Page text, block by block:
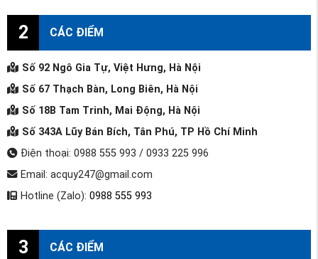
2 CÁC ĐIỂM
Số 92 Ngô Gia Tự, Việt Hưng, Hà Nội
Số 67 Thạch Bàn, Long Biên, Hà Nội
Số 18B Tam Trinh, Mai Động, Hà Nội
Số 343A Lũy Bán Bích, Tân Phú, TP Hồ Chí Minh
Điện thoại: 0988 555 993 / 0933 225 996
Email: acquy247@gmail.com
Hotline (Zalo): 0988 555 993
3 CÁC ĐIỂM